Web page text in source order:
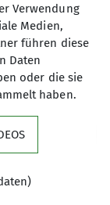
können
Verwendung
Medien,
führen diese
Daten
oder die sie
haben.